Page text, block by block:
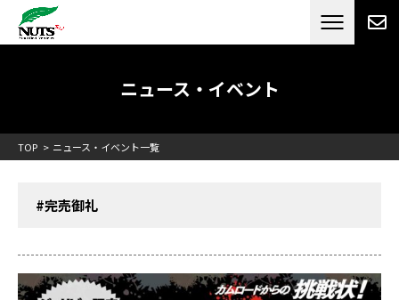
日本最大級のキャンピングカーメーカー
RV[テレビCM放送]
ニュース・イベント
TOP ニュース・イベント一覧
#完売御礼